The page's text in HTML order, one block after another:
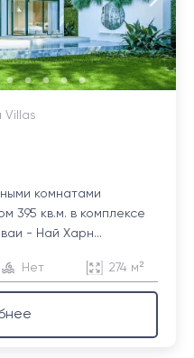
Villas
комнатами
395 кв.м. в комплексе
- Най Харн...
Нет 274 м²